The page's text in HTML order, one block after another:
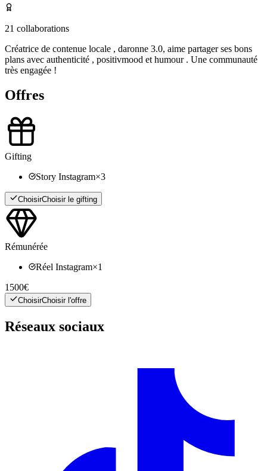
21 collaborations
Créatrice de contenue locale , daronne 3.0, aime partager ses bons
plans avec authenticité , positivmood et humour . Une communauté
très engagée !
Offres
Gifting
Story Instagram×3
ChoisirChoisir le gifting
Rémunérée
Réel Instagram×1
1500€
ChoisirChoisir l'offre
Réseaux sociaux